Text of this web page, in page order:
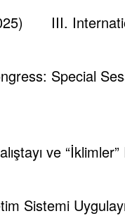
III.
Special
ve
Sistemi